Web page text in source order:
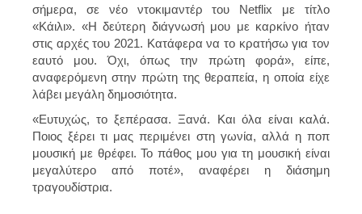
σήμερα, σε νέο ντοκιμαντέρ του Netflix με τίτλο
«Κάιλι». «Η δεύτερη διάγνωσή μου με καρκίνο ήταν
στις αρχές του 2021. Κατάφερα να το κρατήσω για τον
εαυτό μου. Όχι, όπως την πρώτη φορά», είπε,
αναφερόμενη στην πρώτη της θεραπεία, η οποία είχε
λάβει μεγάλη δημοσιότητα.
«Ευτυχώς, το ξεπέρασα. Ξανά. Και όλα είναι καλά.
Ποιος ξέρει τι μας περιμένει στη γωνία, αλλά η ποπ
μουσική με θρέφει. Το πάθος μου για τη μουσική είναι
μεγαλύτερο από ποτέ», αναφέρει η διάσημη
τραγουδίστρια.